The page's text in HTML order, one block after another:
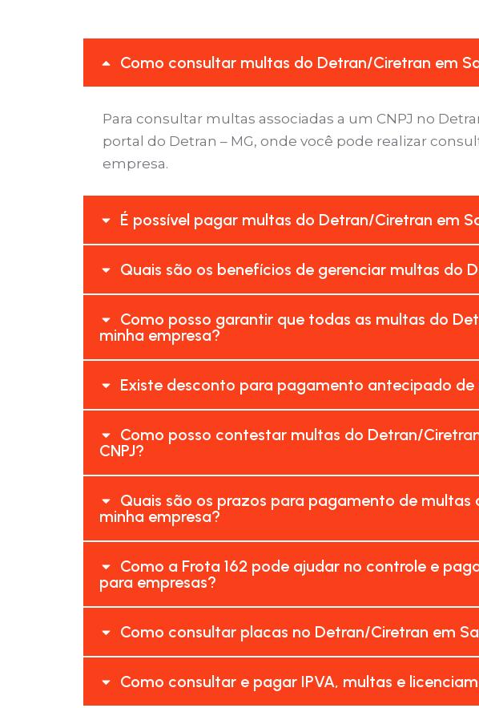
Como consultar multas do Detran/Ciretran em
Para consultar multas associadas a um CNPJ no
portal do Detran – MG, onde você pode realizar
empresa.
É possível pagar multas do Detran/Ciretran em
Quais são os benefícios de gerenciar multas do
Como posso garantir que todas as multas do
minha empresa?
Existe desconto para pagamento antecipado
Como posso contestar multas do Detran/
CNPJ?
Quais são os prazos para pagamento de
minha empresa?
Como a Frota 162 pode ajudar no controle e
para empresas?
Como consultar placas no Detran/Ciretran em
Como consultar e pagar IPVA, multas e